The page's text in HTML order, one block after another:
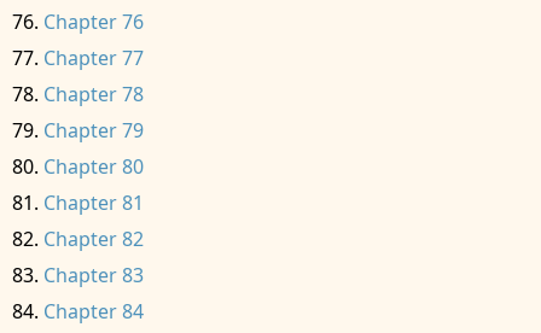
Chapter 76
Chapter 77
Chapter 78
Chapter 79
Chapter 80
Chapter 81
Chapter 82
Chapter 83
Chapter 84